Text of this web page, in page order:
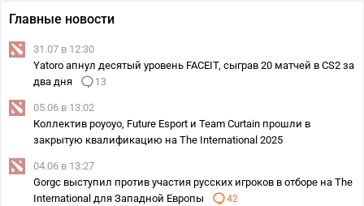
Главные новости
31.07 в 12:30
Yatoro апнул десятый уровень FACEIT, сыграв 20 матчей в CS2 за
два дня
13
05.06 в 13:02
Коллектив poyoyo, Future Esport и Team Curtain прошли в
закрытую квалификацию на The International 2025
04.06 в 13:27
Gorgc выступил против участия русских игроков в отборе на The
International для Западной Европы
42